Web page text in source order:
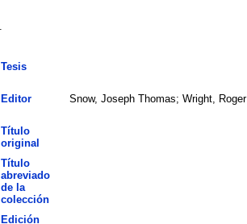
Tesis
Editor Snow, Joseph Thomas; Wright, Roger
Título
original
Título
abreviado
de la
colección
Edición